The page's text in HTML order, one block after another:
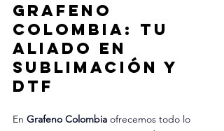
Grafeno
Colombia: Tu
aliado en
Sublimación y
DTF
En Grafeno Colombia ofrecemos todo lo